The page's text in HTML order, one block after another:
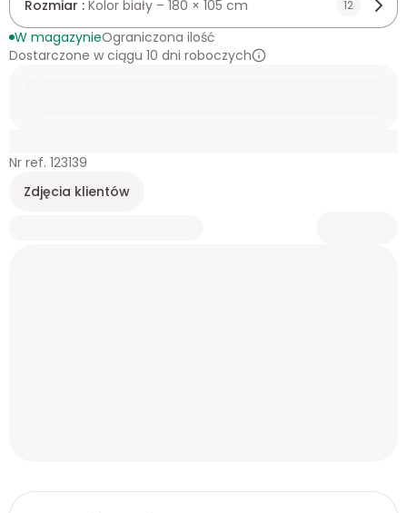
Rozmiar : Kolor biały – 180 × 105 cm 12
W magazynieOgraniczona ilość
Dostarczone w ciągu 10 dni roboczych
Nr ref. 123139
Zdjęcia klientów